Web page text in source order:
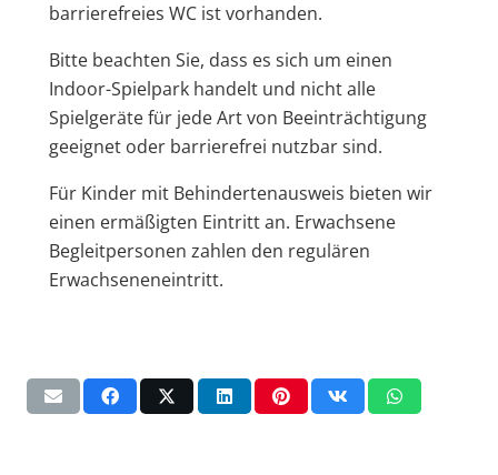
barrierefreies WC ist vorhanden.
Bitte beachten Sie, dass es sich um einen
Indoor-Spielpark handelt und nicht alle
Spielgeräte für jede Art von Beeinträchtigung
geeignet oder barrierefrei nutzbar sind.
Für Kinder mit Behindertenausweis bieten wir
einen ermäßigten Eintritt an. Erwachsene
Begleitpersonen zahlen den regulären
Erwachseneneintritt.